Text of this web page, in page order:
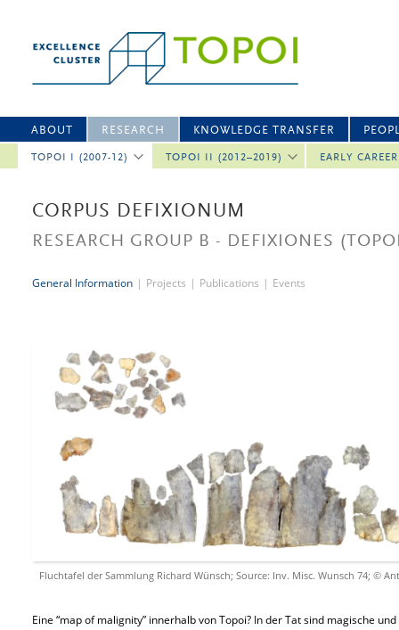
ABOUT RESEARCH
TOPOI I (2007-12) TOPOI II (2012–2019) EARLY
KNOWLEDGE TRANSFER
CORPUS DEFIXIONUM
RESEARCH GROUP B - DEFIXIONES
General Information | Projects | Publications | Events
Fluchtafel der Sammlung Richard Wünsch; Source: Inv. Misc. Wunsch 74; ©
Eine “map of malignity” innerhalb von Topoi? In der Tat sind magische